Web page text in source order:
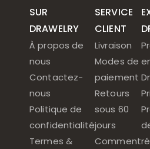
SUR
DRAWELRY
À propos de
nous
Contactez-
nous
Politique de
confidentialité
Termes &
SERVICE
CLIENT
Livraison
Modes de
paiement
Retours
sous 60
jours
Comment